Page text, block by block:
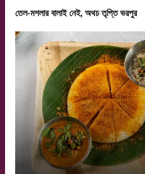
তেল-মশলার বালাই নেই, অথচ তৃপ্তি ভরপুর